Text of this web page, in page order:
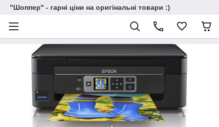
"Шоппер" - гарні ціни на оригінальні товари :)